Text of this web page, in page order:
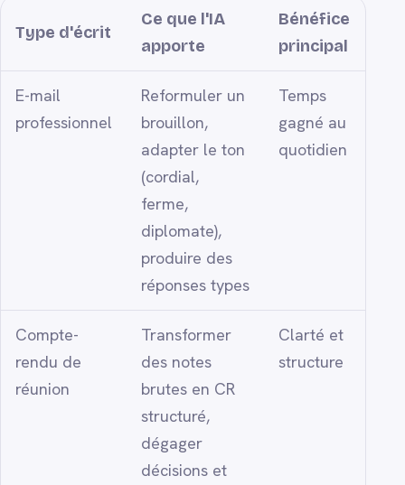
Type d'écrit
Ce que l'IA
apporte
Bénéfice
principal
E-mail
professionnel
Reformuler un
brouillon,
adapter le ton
(cordial,
ferme,
diplomate),
produire des
réponses types
Temps
gagné au
quotidien
Compte-
rendu de
réunion
Transformer
des notes
brutes en CR
structuré,
dégager
décisions et
Clarté et
structure